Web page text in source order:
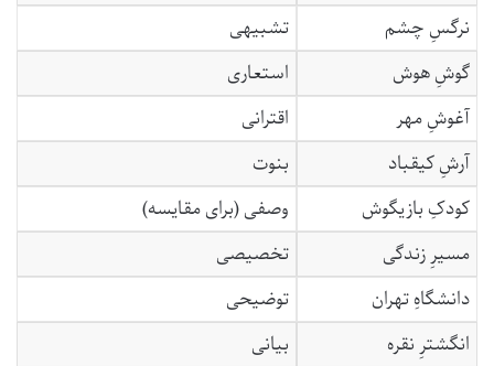
نرگسِ چشم
تشبیهی
گوشِ هوش
استعاری
آغوشِ مهر
اقترانی
آرشِ کیقباد
بنوت
کودکِ بازیگوش
وصفی (برای مقایسه)
مسیرِ زندگی
تخصیصی
دانشگاهِ تهران
توضیحی
انگشترِ نقره
بیانی